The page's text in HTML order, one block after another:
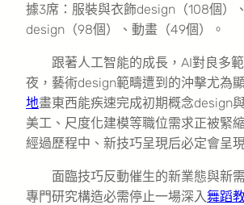
據3席：服裝與衣飾design（108個）
design（98個）、動畫（49個）。
跟著人工智能的成長，AI對良多
夜，藝術design範疇遭到的沖擊尤為
地畫東西能疾速完成初期概念design
美工、尺度化建模等職位需求正被緊
經過歷程中、新技巧呈現后必定會呈
面臨技巧反動催生的新業態與新
專門研究構造必需停止一場深入舞蹈